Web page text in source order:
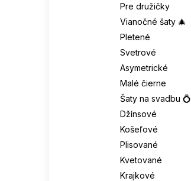
Pre družičky
Vianočné šaty 🎄
Pletené
Svetrové
Asymetrické
Malé čierne
Šaty na svadbu 💍
Džínsové
Košeľové
Plisované
Kvetované
Krajkové